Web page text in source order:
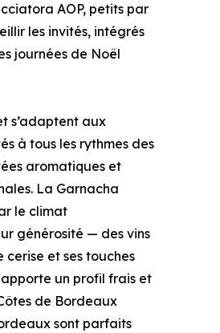
AOP, petits par
les invités, intégrés
journées de Noël
s’adaptent aux
à tous les rythmes des
aromatiques et
La Garnacha
le climat
générosité — des vins
et ses touches
un profil frais et
de Bordeaux
sont parfaits